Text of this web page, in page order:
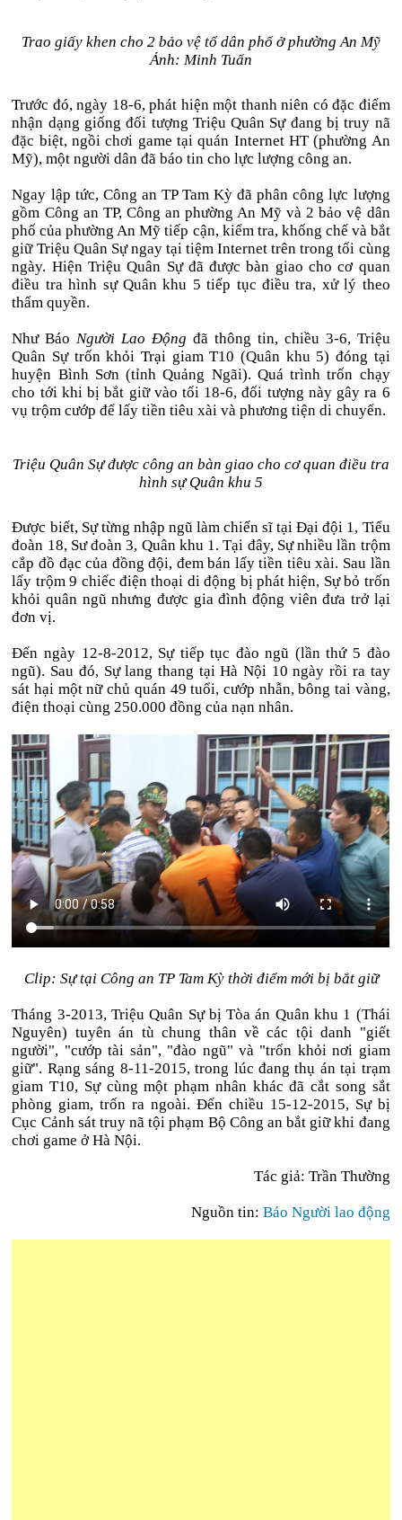
Trao giấy khen cho 2 bảo vệ tổ dân phố ở phường An Mỹ
Ảnh: Minh Tuấn
Trước đó, ngày 18-6, phát hiện một thanh niên có đặc điểm
nhận dạng giống đối tượng Triệu Quân Sự đang bị truy nã
đặc biệt, ngồi chơi game tại quán Internet HT (phường An
Mỹ), một người dân đã báo tin cho lực lượng công an.
Ngay lập tức, Công an TP Tam Kỳ đã phân công lực lượng
gồm Công an TP, Công an phường An Mỹ và 2 bảo vệ dân
phố của phường An Mỹ tiếp cận, kiểm tra, khống chế và bắt
giữ Triệu Quân Sự ngay tại tiệm Internet trên trong tối cùng
ngày. Hiện Triệu Quân Sự đã được bàn giao cho cơ quan
điều tra hình sự Quân khu 5 tiếp tục điều tra, xử lý theo
thẩm quyền.
Như BáoNgười Lao Động đã thông tin, chiều 3-6, Triệu
Quân Sự trốn khỏi Trại giam T10 (Quân khu 5) đóng tại
huyện Bình Sơn (tỉnh Quảng Ngãi). Quá trình trốn chạy
cho tới khi bị bắt giữ vào tối 18-6, đối tượng này gây ra 6
vụ trộm cướp để lấy tiền tiêu xài và phương tiện di chuyển.
Triệu Quân Sự được công an bàn giao cho cơ quan điều tra
hình sự Quân khu 5
Được biết, Sự từng nhập ngũ làm chiến sĩ tại Đại đội 1, Tiểu
đoàn 18, Sư đoàn 3, Quân khu 1. Tại đây, Sự nhiều lần trộm
cắp đồ đạc của đồng đội, đem bán lấy tiền tiêu xài. Sau lần
lấy trộm 9 chiếc điện thoại di động bị phát hiện, Sự bỏ trốn
khỏi quân ngũ nhưng được gia đình động viên đưa trở lại
đơn vị.
Đến ngày 12-8-2012, Sự tiếp tục đào ngũ (lần thứ 5 đào
ngũ). Sau đó, Sự lang thang tại Hà Nội 10 ngày rồi ra tay
sát hại một nữ chủ quán 49 tuổi, cướp nhẫn, bông tai vàng,
điện thoại cùng 250.000 đồng của nạn nhân.
Clip: Sự tại Công an TP Tam Kỳ thời điểm mới bị bắt giữ
Tháng 3-2013, Triệu Quân Sự bị Tòa án Quân khu 1 (Thái
Nguyên) tuyên án tù chung thân về các tội danh "giết
người", "cướp tài sản", "đào ngũ" và "trốn khỏi nơi giam
giữ". Rạng sáng 8-11-2015, trong lúc đang thụ án tại trạm
giam T10, Sự cùng một phạm nhân khác đã cắt song sắt
phòng giam, trốn ra ngoài. Đến chiều 15-12-2015, Sự bị
Cục Cảnh sát truy nã tội phạm Bộ Công an bắt giữ khi đang
chơi game ở Hà Nội.
Tác giả: Trần Thường
Nguồn tin: Báo Người lao động